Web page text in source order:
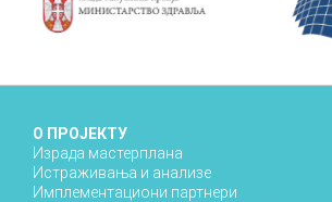
О ПРОЈЕКТУ
Израда мастерплана
Истраживања и анализе
Имплементациони партнери